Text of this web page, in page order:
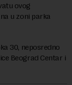
ovog
u zoni parka
30, neposredno
Beograd Centar i